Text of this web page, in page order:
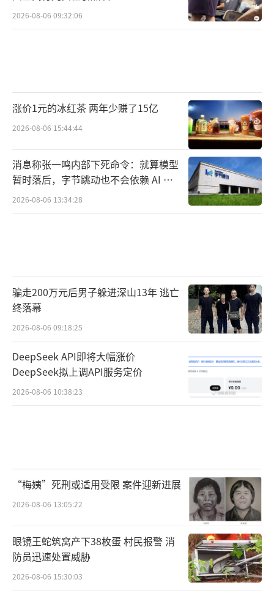
2026-08-06 09:32:06
涨价1元的冰红茶 两年少赚了15亿
2026-08-06 15:44:44
消息称张一鸣内部下死命令：就算模型
暂时落后，字节跳动也不会依赖 AI 蒸
馏技术
2026-08-06 13:34:28
骗走200万元后男子躲进深山13年 逃亡
终落幕
2026-08-06 09:18:25
DeepSeek API即将大幅涨价
DeepSeek拟上调API服务定价
2026-08-06 10:38:23
“梅姨”死刑或适用受限 案件迎新进展
2026-08-06 13:05:22
眼镜王蛇筑窝产下38枚蛋 村民报警 消
防员迅速处置威胁
2026-08-06 15:30:03